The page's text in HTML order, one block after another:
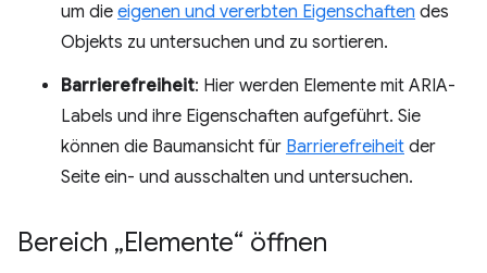
um die eigenen und vererbten Eigenschaften des
Objekts zu untersuchen und zu sortieren.
Barrierefreiheit: Hier werden Elemente mit ARIA-
Labels und ihre Eigenschaften aufgeführt. Sie
können die Baumansicht für Barrierefreiheit der
Seite ein- und ausschalten und untersuchen.
Bereich „Elemente“ öffnen